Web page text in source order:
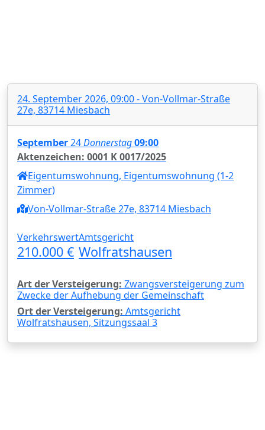
24. September 2026, 09:00 - Von-Vollmar-Straße
27e, 83714 Miesbach
September24Donnerstag09:00
Aktenzeichen: 0001 K 0017/2025
Eigentumswohnung, Eigentumswohnung (1-2
Zimmer)
Von-Vollmar-Straße 27e, 83714 Miesbach
Verkehrswert
210.000 €
Amtsgericht
Wolfratshausen
Art der Versteigerung: Zwangsversteigerung zum
Zwecke der Aufhebung der Gemeinschaft
Ort der Versteigerung: Amtsgericht
Wolfratshausen, Sitzungssaal 3